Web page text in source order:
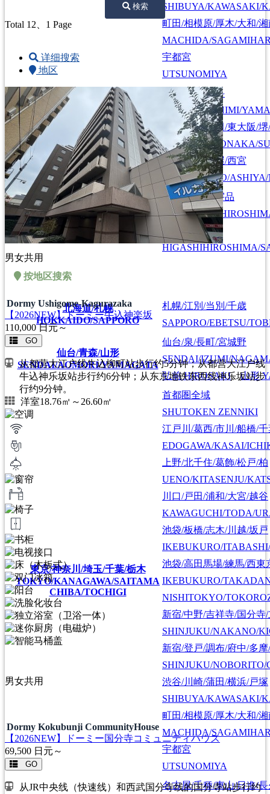
SHIBUYA/KAWASAKI/
町田/相模原/厚木/大和/湘
MACHIDA/
宇都宮
UTSUNOMIYA
大阪/京都/神戸/奈良
OSAKA/KYOTO
KOBE/NARA
京都/伏見/山科
KYOTO/FUSHIMI/
大阪/豊中/吹田/東大阪/
OSAKA/TOYONAKA/
神戸/六甲/芦屋/西宮
KOBE/ROKKO/
広島
HIROSHIMA
広島/広島駅/宇品
HIROSHIMA/
東広島/西条
HIGASHIHIROSHIMA/
按地区搜索
北海道/札幌
HOKKAIDO/SAPPORO
札幌/江別/当別/千歳
SAPPORO/EBETSU/
仙台/青森/山形
SENDAI/AOMORI/YAMAGATA
仙台/泉/長町/宮城野
SENDAI/IZUMI/
弘前HIROSAKI、山形
東京/神奈川/埼玉/千葉/栃木
TOKYO/KANAGAWA/SAITAMA
CHIBA/TOCHIGI
首都圏全域
SHUTOKEN ZENNIKI
江戸川/葛西/市川/船橋/千
EDOGAWA/KASAI/
上野/北千住/葛飾/松戸/柏
UENO/KITASENJU/
川口/戸田/浦和/大宮/越谷
KAWAGUCHI/TODA/
池袋/板橋/志木/川越/坂戸
IKEBUKURO/
池袋/高田馬場/練馬/西東
IKEBUKURO/
NISHITOKYO/
新宿/中野/吉祥寺/国分寺
SHINJUKU/NAKANO/
新宿/登戸/調布/府中/多
SHINJUKU/
渋谷/川崎/蒲田/横浜/戸塚
SHIBUYA/KAWASAKI/
町田/相模原/厚木/大和/湘
MACHIDA/
宇都宮
UTSUNOMIYA
名古屋/千種/東山/日進/
検索
Total 12、1 Page
详细搜索
地区
男女共用
Dormy Ushigome-Kagurazaka
【2026NEW】ドーミー牛込神楽坂
110,000日元～
GO
从都营大江户线牛込柳町站步行约5分钟；从都营大江户线
牛込神乐坂站步行约6分钟；从东京地铁东西线神乐坂站步
行约9分钟。
洋室18.76㎡～26.60㎡
男女共用
Dormy Kokubunji CommunityHouse
【2026NEW】ドーミー国分寺コミュニティハウス
69,500 日元～
GO
从JR中央线（快速线）和西武国分寺线的国分寺站步行约